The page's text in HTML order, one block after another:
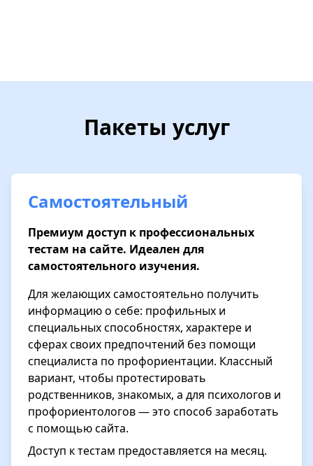
Пакеты услуг
Самостоятельный
Премиум доступ к профессиональных
тестам на сайте. Идеален для
самостоятельного изучения.
Для желающих самостоятельно получить
информацию о себе: профильных и
специальных способностях, характере и
сферах своих предпочтений без помощи
специалиста по профориентации. Классный
вариант, чтобы протестировать
родственников, знакомых, а для психологов и
профориентологов — это способ заработать
с помощью сайта.
Доступ к тестам предоставляется на месяц.